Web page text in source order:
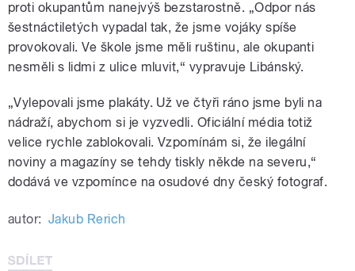
proti okupantům nanejvýš bezstarostně. „Odpor nás
šestnáctiletých vypadal tak, že jsme vojáky spíše
provokovali. Ve škole jsme měli ruštinu, ale okupanti
nesměli s lidmi z ulice mluvit,“ vypravuje Libánský.
„Vylepovali jsme plakáty. Už ve čtyři ráno jsme byli na
nádraží, abychom si je vyzvedli. Oficiální média totiž
velice rychle zablokovali. Vzpomínám si, že ilegální
noviny a magazíny se tehdy tiskly někde na severu,“
dodává ve vzpomínce na osudové dny český fotograf.
autor: Jakub Rerich